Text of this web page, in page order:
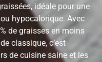
idéale pour une
hypocalorique. Avec
de graisses en moins
classique, c’est
de cuisine saine et les